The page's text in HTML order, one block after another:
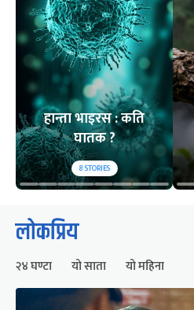
हान्ता भाइरस : कति
घातक ?
8STORIES
लोकप्रिय
२४ घण्टा यो साता यो महिना